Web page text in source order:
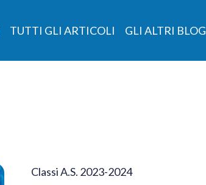
TUTTI GLI ARTICOLI GLI ALTRI BLOG
Classi A.S. 2023-2024